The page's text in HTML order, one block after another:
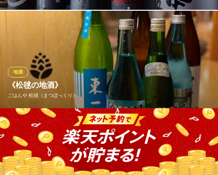
鮮魚のエスニック酒場
西鉄天神大牟田線西鉄福岡（天神）駅 徒歩5分
福岡県福岡市中央区大名2-1-50 2F
当店の自慢の寿司と相性抜群の日本酒を全国各地から厳選して取
り揃えております。毎日ご来店いただいても飽きないよう『今宵
の日本酒』もご用意しております。お気軽にスタッフまでお問い
合わせください。
寿司 牡蠣 大名スシエビス／Sushi Oyster Sushi‐Ebisu Dai
myo
地下鉄空港線（1号線）赤坂駅 徒歩4分
福岡県福岡市中央区大名1-9-1 1F
《松毬の地酒》
ごはんや 松毬（まつぼっくり）
地酒
福岡の銘酒はもちろん、九州の地酒・全国各地の地酒・限定酒を
ご用意しております。 また、焼酎や果実酒も豊富にご用意ござい
ますのでお食事に合わせてお楽しみ下さい。
ごはんや 松毬（まつぼっくり）